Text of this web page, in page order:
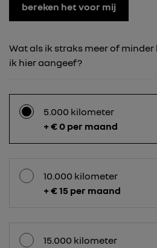
bereken het voor mij
Wat als ik straks meer of
ik hier aangeef?
5.000 kilometer
+ € 0 per maand
10.000 kilometer
+ € 15 per maand
15.000 kilometer